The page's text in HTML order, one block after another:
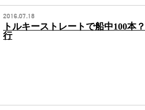
2016.07.18
トルキーストレートで船中100本
行